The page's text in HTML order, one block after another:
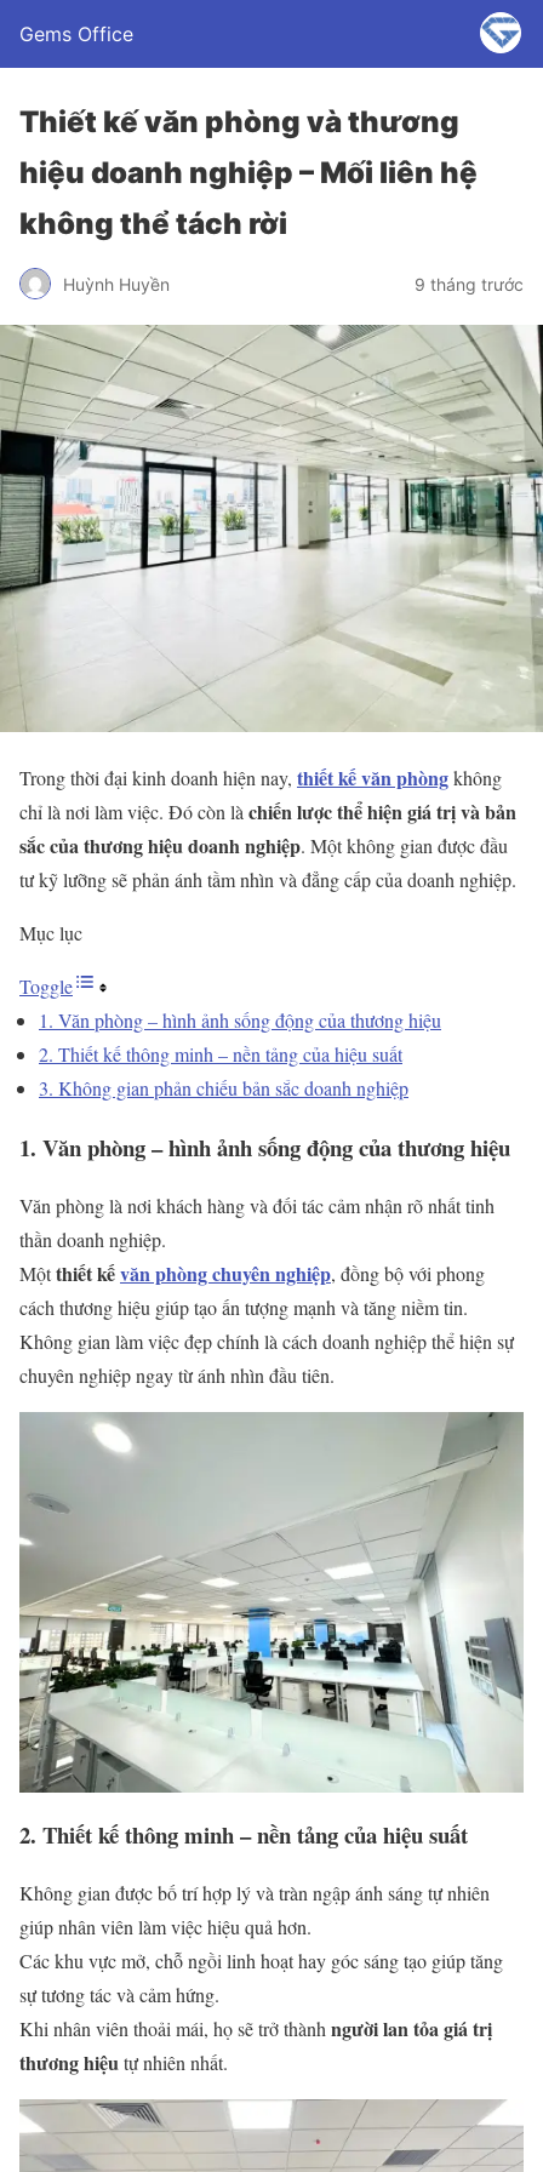
Gems Office
Thiết kế văn phòng và thương
hiệu doanh nghiệp – Mối liên hệ
không thể tách rời
Huỳnh Huyền 9 tháng trước
Trong thời đại kinh doanh hiện nay, thiết kế văn phòngkhông
chỉ là nơi làm việc. Đó còn là chiến lược thể hiện giá trị và bản
sắc của thương hiệu doanh nghiệp. Một không gian được đầu
tư kỹ lưỡng sẽ phản ánh tầm nhìn và đẳng cấp của doanh nghiệp.
Mục lục
Toggle
1. Văn phòng – hình ảnh sống động của thương hiệu
2. Thiết kế thông minh – nền tảng của hiệu suất
3. Không gian phản chiếu bản sắc doanh nghiệp
1. Văn phòng – hình ảnh sống động của thương hiệu
Văn phòng là nơi khách hàng và đối tác cảm nhận rõ nhất tinh
thần doanh nghiệp.
Mộtthiết kếvăn phòng chuyên nghiệp, đồng bộ với phong
cách thương hiệu giúp tạo ấn tượng mạnh và tăng niềm tin.
Không gian làm việc đẹp chính là cách doanh nghiệp thể hiện sự
chuyên nghiệp ngay từ ánh nhìn đầu tiên.
2. Thiết kế thông minh – nền tảng của hiệu suất
Không gian được bố trí hợp lý và tràn ngập ánh sáng tự nhiên
giúp nhân viên làm việc hiệu quả hơn.
Các khu vực mở, chỗ ngồi linh hoạt hay góc sáng tạo giúp tăng
sự tương tác và cảm hứng.
Khi nhân viên thoải mái, họ sẽ trở thànhngười lan tỏa giá trị
thương hiệutự nhiên nhất.